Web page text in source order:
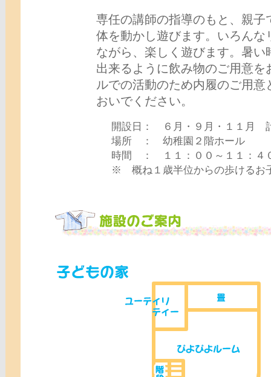
専任の講師の指導のもと、親子
体を動かし遊びます。いろんな
ながら、楽しく遊びます。暑い
出来るように飲み物のご用意を
ルでの活動のため内履のご用意
おいでください。
開設日： ６月・９月・１１月
場所 ： 幼稚園２階ホール
時間 ： １１：００～１１：４
※ 概ね１歳半位からの歩けるお